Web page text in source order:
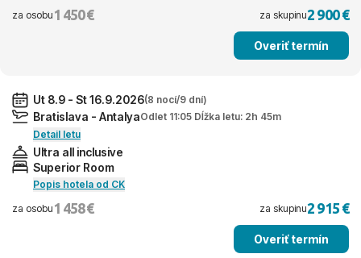
za osobu 1 450 € za skupinu2 900 €
Overiť termín
Ut 8.9 - St 16.9.2026(8 nocí/9 dní)
Bratislava - AntalyaOdlet 11:05 Dĺžka letu: 2h 45m
Detail letu
Ultra all inclusive
Superior Room
Popis hotela od CK
za osobu 1 458 € za skupinu2 915 €
Overiť termín